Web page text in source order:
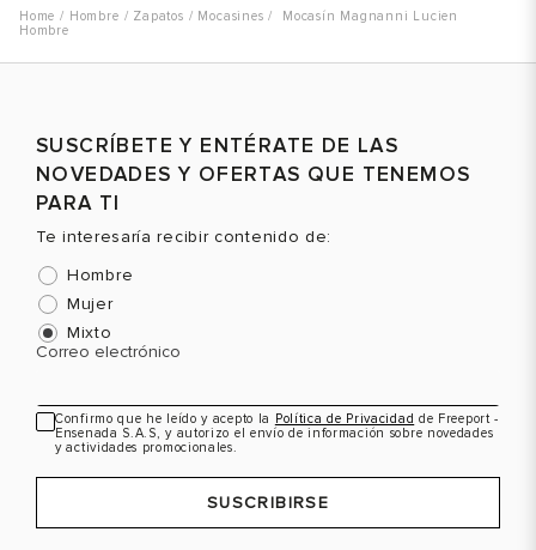
Hombre Zapatos Mocasines
Mocasín Magnanni Lucien
Hombre
SUSCRÍBETE Y ENTÉRATE DE LAS
NOVEDADES Y OFERTAS QUE TENEMOS
PARA TI
Te interesaría recibir contenido de:
Hombre
Mujer
Mixto
Correo electrónico
Confirmo que he leído y acepto la Política de Privacidad de Freeport -
Ensenada S.A.S, y autorizo el envío de información sobre novedades
y actividades promocionales.
SUSCRIBIRSE